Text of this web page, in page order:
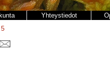
Yhteystiedot
5